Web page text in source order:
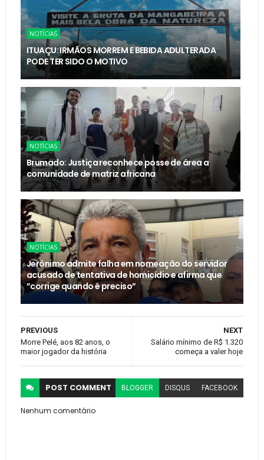
NOTÍCIAS
ITUAÇU: IRMÃOS MORREM E BEBIDA ADULTERADA
PODE TER SIDO O MOTIVO
NOTÍCIAS
Brumado: Justiça reconhece posse de área a
comunidade de matriz africana
NOTÍCIAS
Jerônimo admite falha em nomeação do servidor
acusado de tentativa de homicídio e afirma que
”corrige quando é preciso”
NEXT
Salário mínimo de R$ 1.320
começa a valer hoje
PREVIOUS
Morre Pelé, aos 82 anos, o
maior jogador da história
POST COMMENT BLOGGER DISQUS FACEBOOK
Nenhum comentário